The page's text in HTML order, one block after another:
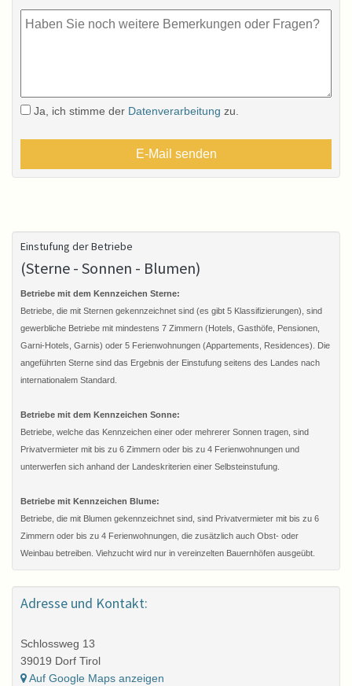
Ja, ich stimme der Datenverarbeitung zu.
Einstufung der Betriebe
(Sterne - Sonnen - Blumen)
Betriebe mit dem Kennzeichen Sterne:
Betriebe, die mit Sternen gekennzeichnet sind (es gibt 5 Klassifizierungen), sind
gewerbliche Betriebe mit mindestens 7 Zimmern (Hotels, Gasthöfe, Pensionen,
Garni-Hotels, Garnis) oder 5 Ferienwohnungen (Appartements, Residences). Die
angeführten Sterne sind das Ergebnis der Einstufung seitens des Landes nach
internationalem Standard.
Betriebe mit dem Kennzeichen Sonne:
Betriebe, welche das Kennzeichen einer oder mehrerer Sonnen tragen, sind
Privatvermieter mit bis zu 6 Zimmern oder bis zu 4 Ferienwohnungen und
unterwerfen sich anhand der Landeskriterien einer Selbsteinstufung.
Betriebe mit Kennzeichen Blume:
Betriebe, die mit Blumen gekennzeichnet sind, sind Privatvermieter mit bis zu 6
Zimmern oder bis zu 4 Ferienwohnungen, die zusätzlich auch Obst- oder
Weinbau betreiben. Viehzucht wird nur in vereinzelten Bauernhöfen ausgeübt.
Adresse und Kontakt:
Schlossweg 13
39019 Dorf Tirol
Auf Google Maps anzeigen